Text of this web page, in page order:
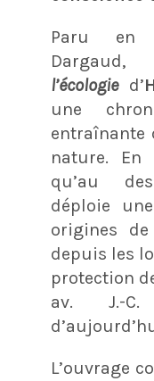
Paru en
Dargaud,
l’écologied’
une
entraînante
nature.
qu’au
déploie
origines
depuis les
protection
av. J.-C.
L’ouvrage